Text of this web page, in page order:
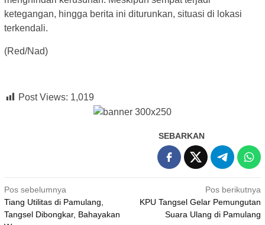
ketegangan, hingga berita ini diturunkan, situasi di lokasi
terkendali.
(Red/Nad)
Post Views: 1,019
SEBARKAN
Navigasi
pos
Pos sebelumnya
Tiang Utilitas di Pamulang,
Tangsel Dibongkar, Bahayakan
Pos berikutnya
KPU Tangsel Gelar Pemungutan
Suara Ulang di Pamulang